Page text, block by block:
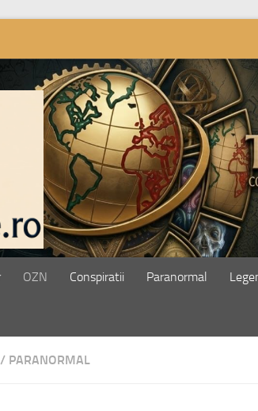
OZN Conspiratii Paranormal
/ PARANORMAL